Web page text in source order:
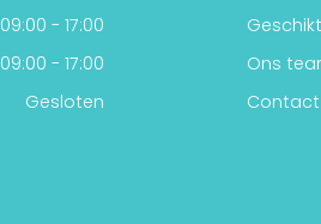
09:00 - 17:00
09:00 - 17:00
Gesloten
Ons
Contact